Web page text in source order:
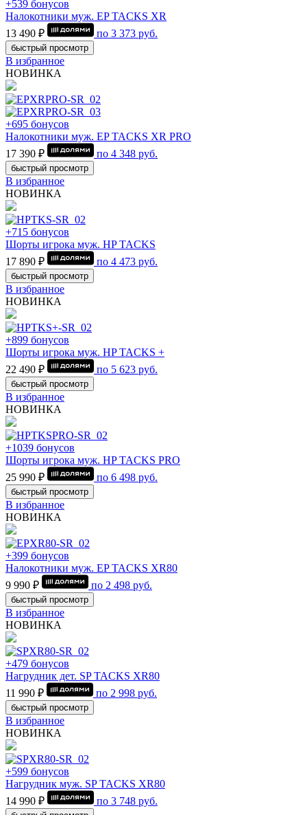
+539 бонусов
Налокотники муж. EP TACKS XR
13 490 ₽
по 3 373 руб.
быстрый просмотр
В избранное
НОВИНКА
+695 бонусов
Налокотники муж. EP TACKS XR PRO
17 390 ₽
по 4 348 руб.
быстрый просмотр
В избранное
НОВИНКА
+715 бонусов
Шорты игрока муж. HP TACKS
17 890 ₽
по 4 473 руб.
быстрый просмотр
В избранное
НОВИНКА
+899 бонусов
Шорты игрока муж. HP TACKS +
22 490 ₽
по 5 623 руб.
быстрый просмотр
В избранное
НОВИНКА
+1039 бонусов
Шорты игрока муж. HP TACKS PRO
25 990 ₽
по 6 498 руб.
быстрый просмотр
В избранное
НОВИНКА
+399 бонусов
Налокотники муж. EP TACKS XR80
9 990 ₽
по 2 498 руб.
быстрый просмотр
В избранное
НОВИНКА
+479 бонусов
Нагрудник дет. SP TACKS XR80
11 990 ₽
по 2 998 руб.
быстрый просмотр
В избранное
НОВИНКА
+599 бонусов
Нагрудник муж. SP TACKS XR80
14 990 ₽
по 3 748 руб.